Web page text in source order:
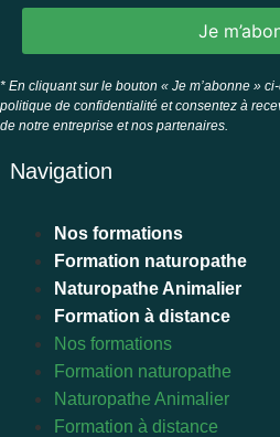
* En cliquant sur le bouton « Je m’abonne »
politique de confidentialité et consentez à
de notre entreprise et nos partenaires.
Navigation
Nos formations
Formation naturopathe
Naturopathe Animalier
Formation à distance
Nos formations
Formation naturopathe
Naturopathe Animalier
Formation à distance